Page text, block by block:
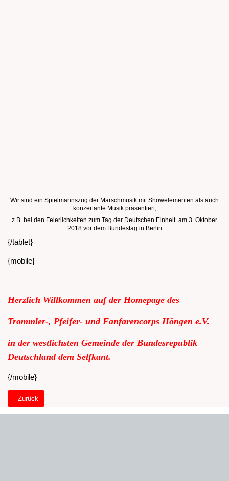
Wir sind ein Spielmannszug der Marschmusik mit Showelementen als auch
konzertante Musik präsentiert,
z.B. bei den Feierlichkeiten zum Tag der Deutschen Einheit am 3. Oktober
2018 vor dem Bundestag in Berlin
{/tablet}
{mobile}
Herzlich Willkommen auf der Homepage des
Trommler-, Pfeifer- und Fanfarencorps Höngen e.V.
in der westlichsten Gemeinde der Bundesrepublik
Deutschland dem Selfkant.
{/mobile}
Vorheriger Beitrag: Willkommen Startseite Desktop
Zurück